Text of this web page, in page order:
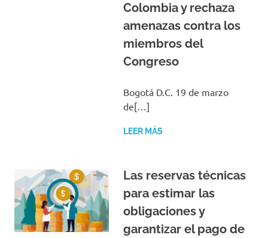
Colombia y rechaza
amenazas contra los
miembros del
Congreso
Bogotá D.C. 19 de marzo
de[…]
LEER MÁS
Las reservas técnicas
para estimar las
obligaciones y
garantizar el pago de